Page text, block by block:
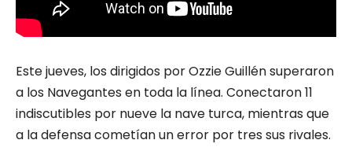
Este jueves, los dirigidos por Ozzie Guillén superaron
a los Navegantes en toda la línea. Conectaron 11
indiscutibles por nueve la nave turca, mientras que
a la defensa cometían un error por tres sus rivales.